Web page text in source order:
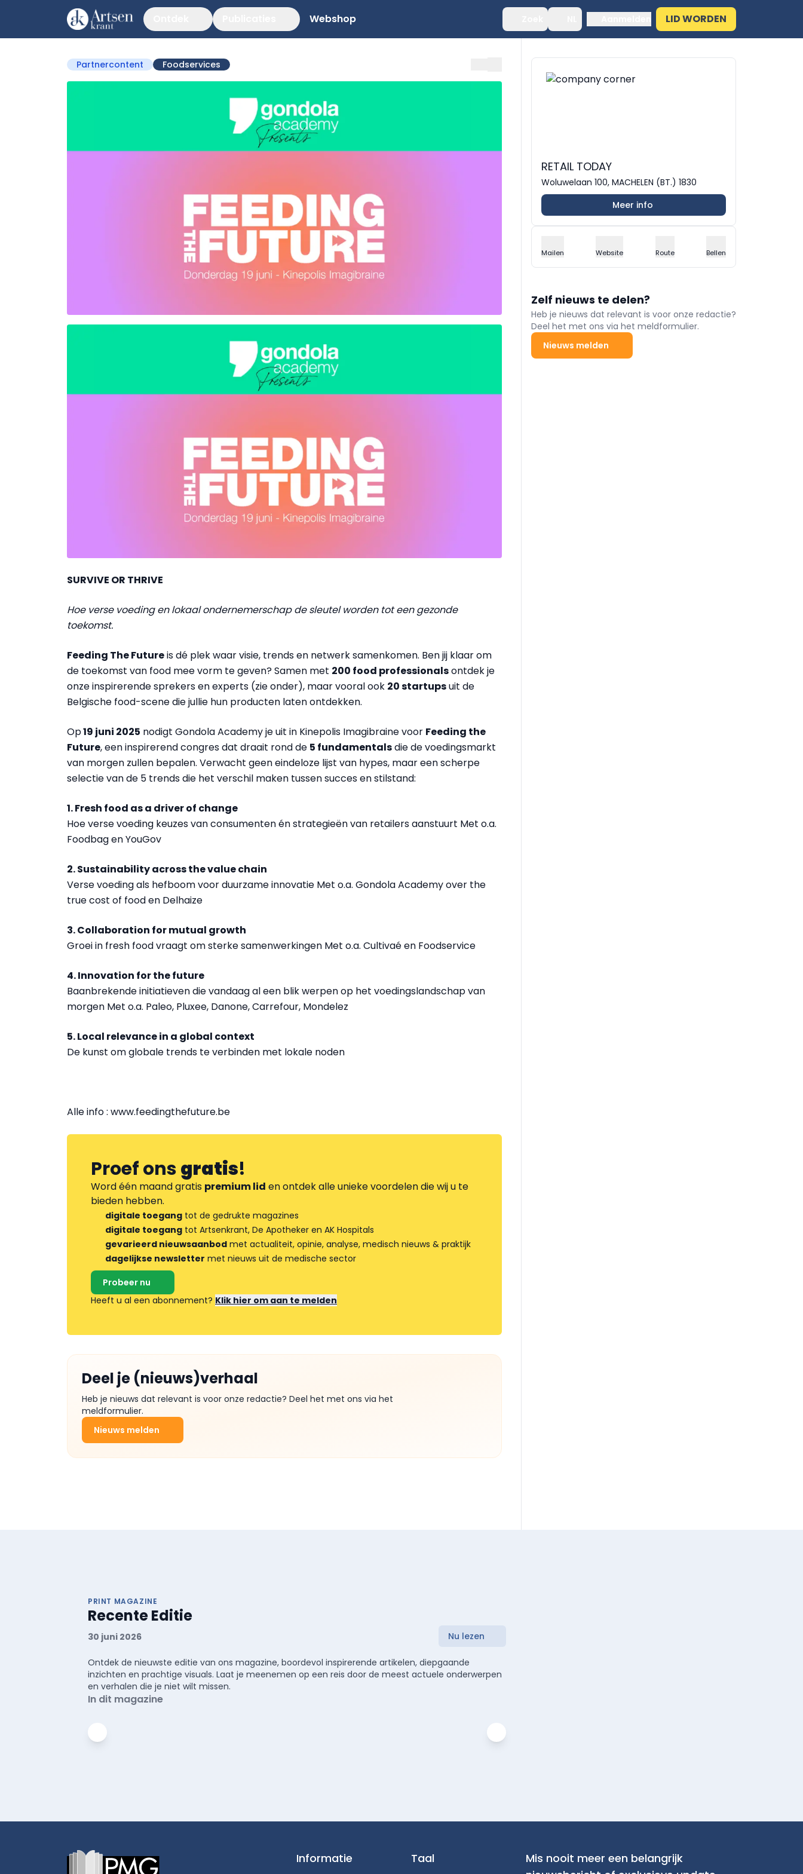
Webshop LID WORDEN
Partnercontent Foodservices
SURVIVE OR THRIVE
Hoe verse voeding en lokaal ondernemerschap de sleutel worden tot een gezonde
toekomst.
Feeding The Futureis dé plek waar visie, trends en netwerk samenkomen. Ben jij klaar om
de toekomst van food mee vorm te geven? Samen met 200 food professionalsontdek je
onze inspirerende sprekers en experts (zie onder), maar vooral ook 20 startupsuit de
Belgische food-scene die jullie hun producten laten ontdekken.
Op19 juni 2025 nodigt Gondola Academy je uit in Kinepolis Imagibraine voor Feeding the
Future, een inspirerend congres dat draait rond de 5 fundamentalsdie de voedingsmarkt
van morgen zullen bepalen. Verwacht geen eindeloze lijst van hypes, maar een scherpe
selectie van de 5 trends die het verschil maken tussen succes en stilstand:
1. Fresh food as a driver of change
Hoe verse voeding keuzes van consumenten én strategieën van retailers aanstuurt Met o.a.
Foodbag en YouGov
2. Sustainability across the value chain
Verse voeding als hefboom voor duurzame innovatie Met o.a. Gondola Academy over the
true cost of food en Delhaize
3. Collaboration for mutual growth
Groei in fresh food vraagt om sterke samenwerkingen Met o.a. Cultivaé en Foodservice
4. Innovation for the future
Baanbrekende initiatieven die vandaag al een blik werpen op het voedingslandschap van
morgen Met o.a. Paleo, Pluxee, Danone, Carrefour, Mondelez
5. Local relevance in a global context
De kunst om globale trends te verbinden met lokale noden
Alle info : www.feedingthefuture.be
Proef onsgratis!
Word één maand gratis premium lid en ontdek alle unieke voordelen die wij u te
bieden hebben.
digitale toegang tot de gedrukte magazines
digitale toegang tot Artsenkrant, De Apotheker en AK Hospitals
gevarieerd nieuwsaanbod met actualiteit, opinie, analyse, medisch nieuws & praktijk
dagelijkse newsletter met nieuws uit de medische sector
Probeer nu
Heeft u al een abonnement? Klik hier om aan te melden
Deel je (nieuws)verhaal
Heb je nieuws dat relevant is voor onze redactie? Deel het met ons via het
meldformulier.
Nieuws melden
RETAIL TODAY
Woluwelaan 100, MACHELEN (BT.) 1830
Meer info
Mailen Website Route Bellen
Zelf nieuws te delen?
Heb je nieuws dat relevant is voor onze redactie?
Deel het met ons via het meldformulier.
Nieuws melden
PRINT MAGAZINE
Recente Editie
30 juni 2026 Nu lezen
Ontdek de nieuwste editie van ons magazine, boordevol inspirerende artikelen, diepgaande
inzichten en prachtige visuals. Laat je meenemen op een reis door de meest actuele onderwerpen
en verhalen die je niet wilt missen.
In dit magazine
Informatie Taal
Mis nooit meer een belangrijk